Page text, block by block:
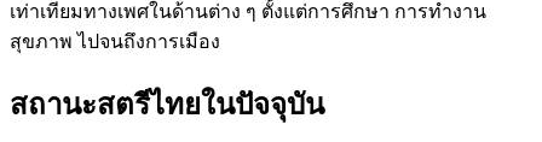
เท่าเทียมทางเพศในด้านต่าง ๆ ตั้งแต่การศึกษา การทำงาน
สุขภาพ ไปจนถึงการเมือง
สถานะสตรีไทยในปัจจุบัน